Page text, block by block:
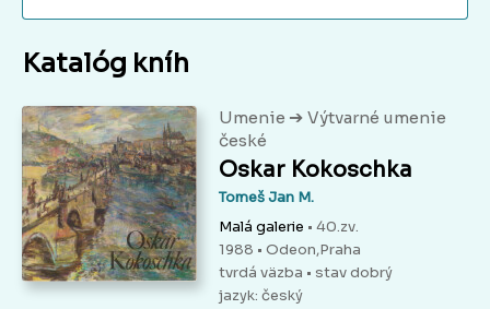
Katalóg kníh
Umenie ➔ Výtvarné umenie
české
Oskar Kokoschka
Tomeš Jan M.
Malá galerie • 40.zv.
1988 • Odeon,Praha
tvrdá väzba • stav dobrý
jazyk: český